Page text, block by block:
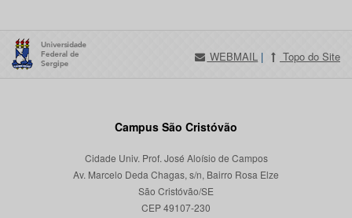
WEBMAIL | Topo do Site
Campus São Cristóvão
Cidade Univ. Prof. José Aloísio de Campos
Av. Marcelo Deda Chagas, s/n, Bairro Rosa Elze
São Cristóvão/SE
CEP 49107-230